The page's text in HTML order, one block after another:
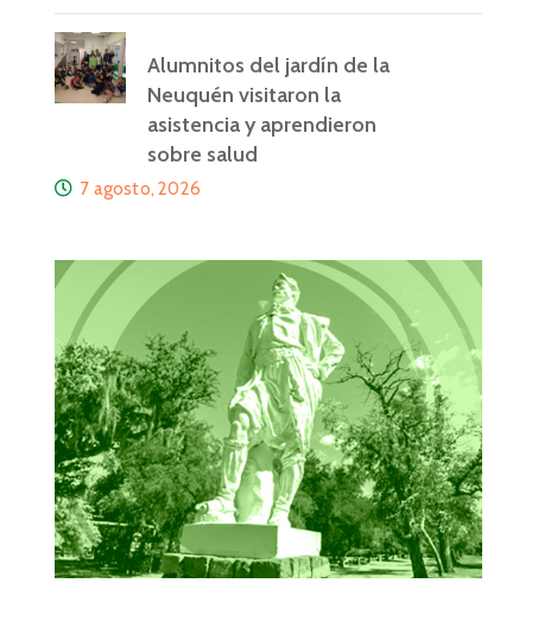
Alumnitos del jardín de la
Neuquén visitaron la
asistencia y aprendieron
sobre salud
7 agosto, 2026